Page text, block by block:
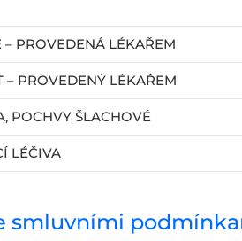
PROVEDENÁ LÉKAŘEM
PROVEDENÝ LÉKAŘEM
POCHVY ŠLACHOVÉ
LÉČIVA
smluvními